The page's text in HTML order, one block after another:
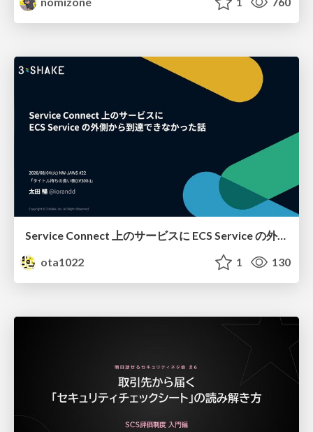
Service Connect 上のサービスに ECS Service の外側から到達できなかった話
ota1022
1 130